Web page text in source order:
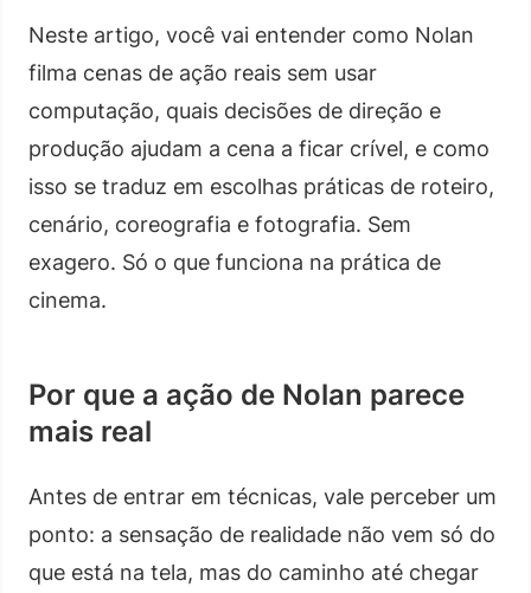
Neste artigo, você vai entender como Nolan
filma cenas de ação reais sem usar
computação, quais decisões de direção e
produção ajudam a cena a ficar crível, e como
isso se traduz em escolhas práticas de roteiro,
cenário, coreografia e fotografia. Sem
exagero. Só o que funciona na prática de
cinema.
Por que a ação de Nolan parece
mais real
Antes de entrar em técnicas, vale perceber um
ponto: a sensação de realidade não vem só do
que está na tela, mas do caminho até chegar